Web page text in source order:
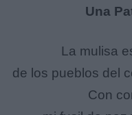
Una
La mulisa
de los pueblos del
Con